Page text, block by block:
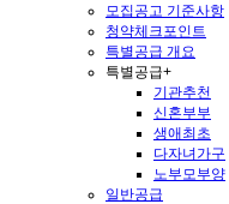
모집공고 기준사항
청약체크포인트
특별공급 개요
특별공급+
기관추천
신혼부부
생애최초
다자녀가구
노부모부양
일반공급